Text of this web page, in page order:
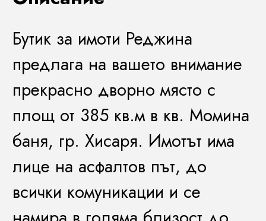
Бутик за имоти Реджина
предлага на вашето внимание
прекрасно дворно място с
площ от 385 кв.мв кв. Момина
баня, гр. Хисаря. Имотът има
лице на асфалтов път, до
всички комуникации и се